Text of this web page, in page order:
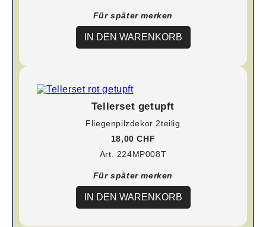
Für später merken
IN DEN WARENKORB
Tellerset getupft
Fliegenpilzdekor 2teilig
18,00 CHF
Art. 224MP008T
Für später merken
IN DEN WARENKORB